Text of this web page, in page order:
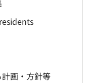
画・方針等